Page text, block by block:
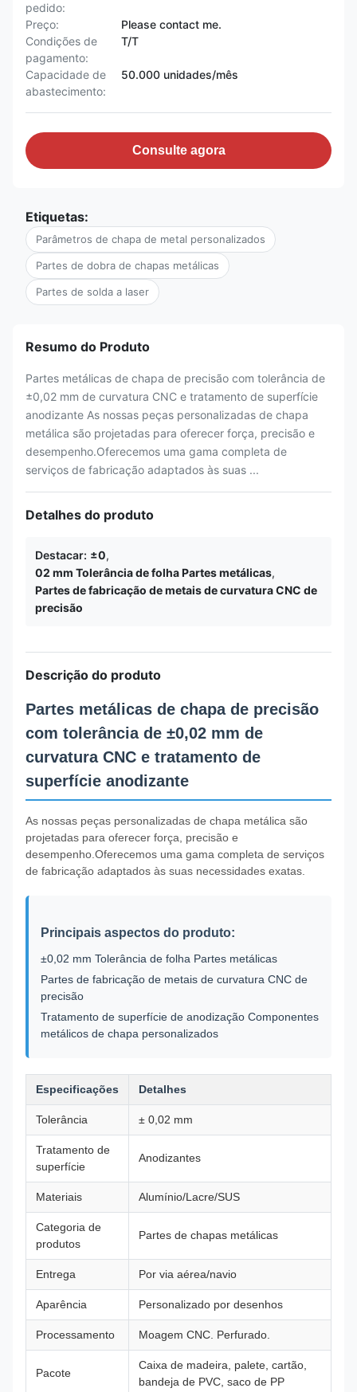
pedido:
Preço:
Please contact me.
Condições de
pagamento:
T/T
Capacidade de
abastecimento:
50.000 unidades/mês
Consulte agora
Etiquetas:
Parâmetros de chapa de metal personalizados
Partes de dobra de chapas metálicas
Partes de solda a laser
Resumo do Produto
Partes metálicas de chapa de precisão com tolerância de
±0,02 mm de curvatura CNC e tratamento de superfície
anodizante As nossas peças personalizadas de chapa
metálica são projetadas para oferecer força, precisão e
desempenho.Oferecemos uma gama completa de
serviços de fabricação adaptados às suas ...
Detalhes do produto
Destacar: ±0,
02 mm Tolerância de folha Partes metálicas,
Partes de fabricação de metais de curvatura CNC de
precisão
Descrição do produto
Partes metálicas de chapa de precisão
com tolerância de ±0,02 mm de
curvatura CNC e tratamento de
superfície anodizante
As nossas peças personalizadas de chapa metálica são
projetadas para oferecer força, precisão e
desempenho.Oferecemos uma gama completa de serviços
de fabricação adaptados às suas necessidades exatas.
Principais aspectos do produto:
±0,02 mm Tolerância de folha Partes metálicas
Partes de fabricação de metais de curvatura CNC de
precisão
Tratamento de superfície de anodização Componentes
metálicos de chapa personalizados
Especificações Detalhes
Tolerância ± 0,02 mm
Tratamento de
superfície
Anodizantes
Materiais Alumínio/Lacre/SUS
Categoria de
produtos
Partes de chapas metálicas
Entrega Por via aérea/navio
Aparência Personalizado por desenhos
Processamento Moagem CNC. Perfurado.
Pacote
Caixa de madeira, palete, cartão,
bandeja de PVC, saco de PP